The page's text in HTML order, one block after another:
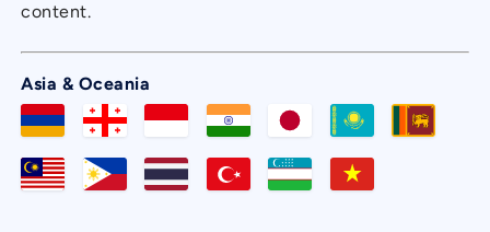
content.
Asia & Oceania